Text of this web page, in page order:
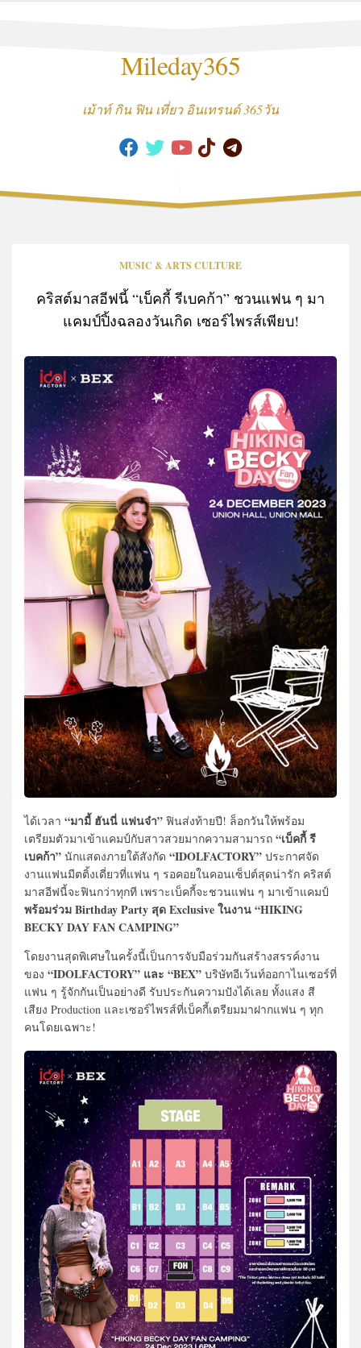
Mileday365
เม้าท์ กิน ฟิน เที่ยว อินเทรนด์ 365วัน
MUSIC & ARTS CULTURE
คริสต์มาสอีฟนี้ “เบ็คกี้ รีเบคก้า” ชวนแฟน ๆ มา
แคมป์ปิ้งฉลองวันเกิด เซอร์ไพรส์เพียบ!
ได้เวลา “มามี้ ฮันนี่ แฟนจ๋า” ฟินส่งท้ายปี! ล็อกวันให้พร้อม
เตรียมตัวมาเข้าแคมป์กับสาวสวยมากความสามารถ “เบ็คกี้ รี
เบคก้า” นักแสดงภายใต้สังกัด “IDOLFACTORY” ประกาศจัด
งานแฟนมีตติ้งเดี่ยวที่แฟน ๆ รอคอยในคอนเซ็ปต์สุดน่ารัก คริสต์
มาสอีฟนี้จะฟินกว่าทุกที เพราะเบ็คกี้จะชวนแฟน ๆ มาเข้าแคมป์
พร้อมร่วม Birthday Party สุด Exclusive ในงาน “HIKING
BECKY DAY FAN CAMPING”
โดยงานสุดพิเศษในครั้งนี้เป็นการจับมือร่วมกันสร้างสรรค์งาน
ของ “IDOLFACTORY” และ “BEX” บริษัทอีเว้นท์ออกาไนเซอร์ที่
แฟน ๆ รู้จักกันเป็นอย่างดี รับประกันความปังได้เลย ทั้งแสง สี
เสียง Production และเซอร์ไพรส์ที่เบ็คกี้เตรียมมาฝากแฟน ๆ ทุก
คนโดยเฉพาะ!